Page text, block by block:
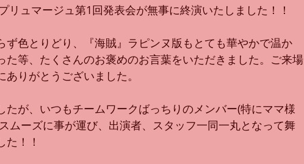
スン
リュマージュ第1回発表会が無事に終演いたしました！！
ず色とりどり、『海賊』ラピンヌ版もとても華やかで温か
た等、たくさんのお褒めのお言葉をいただきました。ご来場
りがとうございました。
たが、いつもチームワークばっちりのメンバー(特にママ様
ムーズに事が運び、出演者、スタッフ一同一丸となって舞
！！